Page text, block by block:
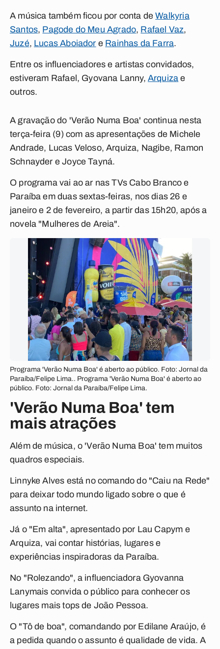
A música também ficou por conta deWalkyria
Santos, Pagode do Meu Agrado, Rafael Vaz,
Juzé, Lucas Aboiador e Rainhas da Farra.
Entre os influenciadores e artistas convidados,
estiveram Rafael, Gyovana Lanny, Arquiza e
outros.
A gravação do 'Verão Numa Boa' continua nesta
terça-feira (9) com as apresentações de Michele
Andrade, Lucas Veloso, Arquiza, Nagibe, Ramon
Schnayder e Joyce Tayná.
O programa vai ao ar nas TVs Cabo Branco e
Paraíba em duas sextas-feiras, nos dias 26 e
janeiro e 2 de fevereiro, a partir das 15h20, após a
novela "Mulheres de Areia".
Programa 'Verão Numa Boa' é aberto ao público. Foto: Jornal da
Paraíba/Felipe Lima.. Programa 'Verão Numa Boa' é aberto ao
público. Foto: Jornal da Paraíba/Felipe Lima.
'Verão Numa Boa' tem
mais atrações
Além de música, o 'Verão Numa Boa' tem muitos
quadros especiais.
Linnyke Alves está no comando do "Caiu na Rede"
para deixar todo mundo ligado sobre o que é
assunto na internet.
Já o "Em alta", apresentado por Lau Capym e
Arquiza, vai contar histórias, lugares e
experiências inspiradoras da Paraíba.
No "Rolezando", a influenciadora Gyovanna
Lanymais convida o público para conhecer os
lugares mais tops de João Pessoa.
O "Tô de boa", comandando por Edilane Araújo, é
a pedida quando o assunto é qualidade de vida. A